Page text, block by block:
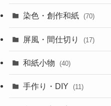
染色・創作和紙 (70)
屏風・間仕切り (17)
和紙小物 (40)
手作り・DIY (11)